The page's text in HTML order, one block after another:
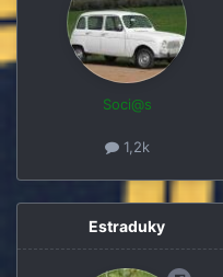
Soci@s
1,2k
Estraduky